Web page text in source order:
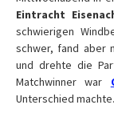
Eintracht
schwierigen
schwer, fand aber
und drehte die
Matchwinner war
Unterschied machte.